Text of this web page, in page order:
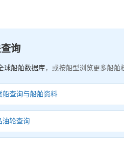
询
球船舶数据库，或按船型浏览更多船
船查询与船舶资料
油轮查询